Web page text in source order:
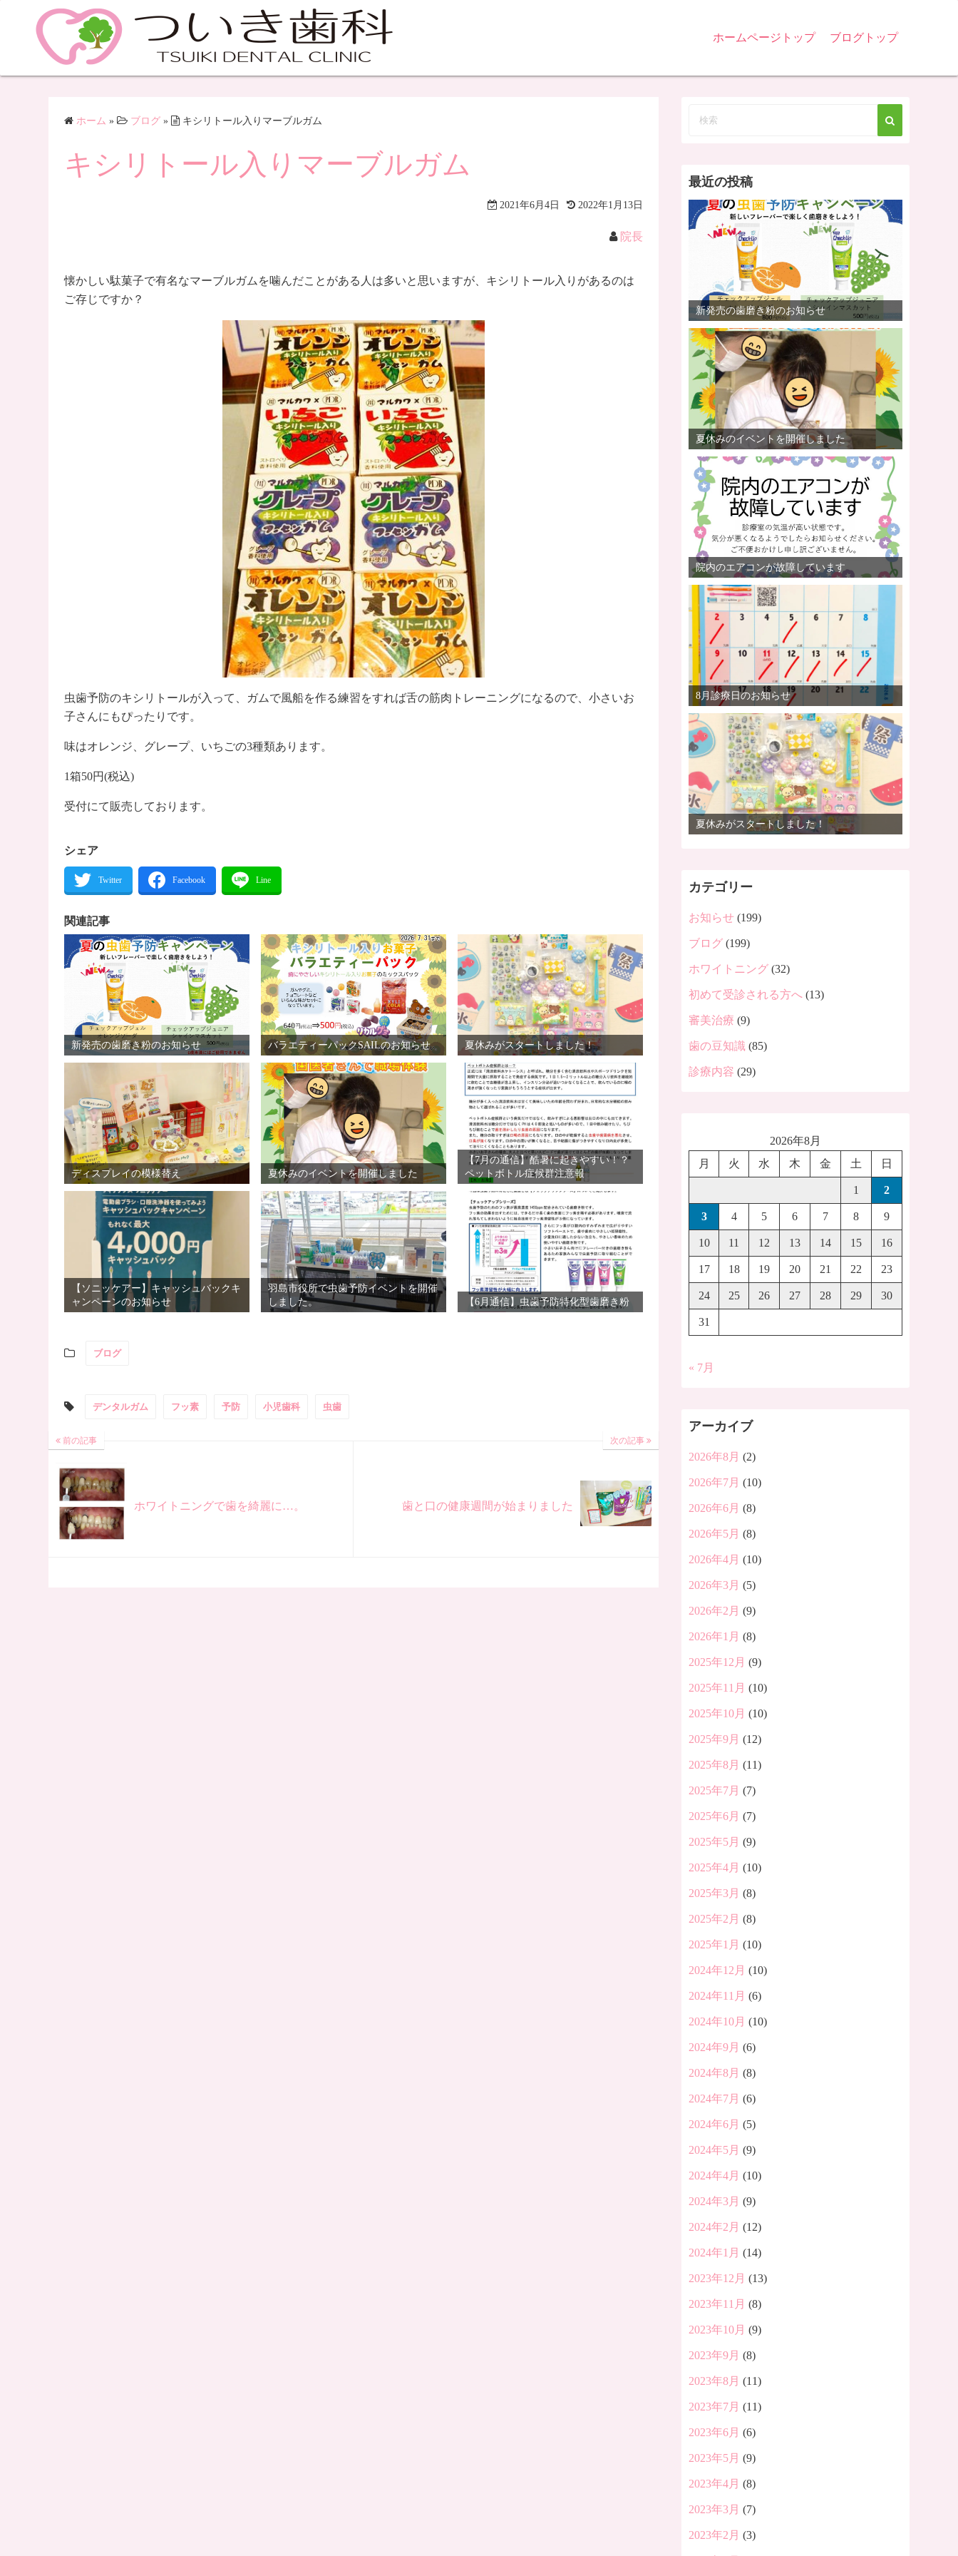
ホームページトップ ブログトップ
ホーム » ブログ » キシリトール入りマーブルガム
キシリトール入りマーブルガム
2021年6月4日 2022年1月13日
院長
懐かしい駄菓子で有名なマーブルガムを噛んだことがある人は多いと思いますが、キシリトール入りがあるのは
ご存じですか？
虫歯予防のキシリトールが入って、ガムで風船を作る練習をすれば舌の筋肉トレーニングになるので、小さいお
子さんにもぴったりです。
味はオレンジ、グレープ、いちごの3種類あります。
1箱50円(税込)
受付にて販売しております。
シェア
関連記事
新発売の歯磨き粉のお知らせ バラエティーパックSAILのお知らせ 夏休みがスタートしました！
ディスプレイの模様替え 夏休みのイベントを開催しました
【7月の通信】酷暑に起きやすい！？
ペットボトル症候群注意報
【ソニッケアー】キャッシュバックキ
ャンペーンのお知らせ
羽島市役所で虫歯予防イベントを開催
しました。
【6月通信】虫歯予防特化型歯磨き粉
ブログ
デンタルガム フッ素 予防 小児歯科 虫歯
前の記事
ホワイトニングで歯を綺麗に…。
次の記事
歯と口の健康週間が始まりました
最近の投稿
新発売の歯磨き粉のお知らせ
夏休みのイベントを開催しました
院内のエアコンが故障しています
8月診療日のお知らせ
夏休みがスタートしました！
カテゴリー
お知らせ (199)
ブログ (199)
ホワイトニング (32)
初めて受診される方へ (13)
審美治療 (9)
歯の豆知識 (85)
診療内容 (29)
2026年8月
月
火 水 木 金 土 日
1 2
3 4 5 6 7 8 9
10 11 12 13 14 15 16
17 18 19 20 21 22 23
24 25 26 27 28 29 30
31
« 7月
アーカイブ
2026年8月 (2)
2026年7月 (10)
2026年6月 (8)
2026年5月 (8)
2026年4月 (10)
2026年3月 (5)
2026年2月 (9)
2026年1月 (8)
2025年12月 (9)
2025年11月 (10)
2025年10月 (10)
2025年9月 (12)
2025年8月 (11)
2025年7月 (7)
2025年6月 (7)
2025年5月 (9)
2025年4月 (10)
2025年3月 (8)
2025年2月 (8)
2025年1月 (10)
2024年12月 (10)
2024年11月 (6)
2024年10月 (10)
2024年9月 (6)
2024年8月 (8)
2024年7月 (6)
2024年6月 (5)
2024年5月 (9)
2024年4月 (10)
2024年3月 (9)
2024年2月 (12)
2024年1月 (14)
2023年12月 (13)
2023年11月 (8)
2023年10月 (9)
2023年9月 (8)
2023年8月 (11)
2023年7月 (11)
2023年6月 (6)
2023年5月 (9)
2023年4月 (8)
2023年3月 (7)
2023年2月 (3)